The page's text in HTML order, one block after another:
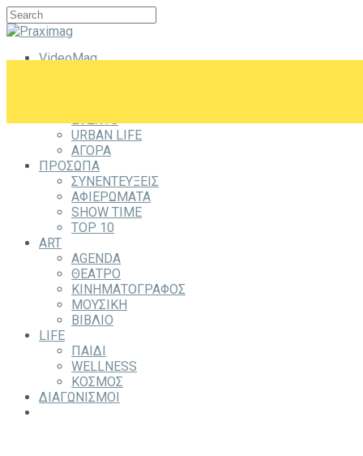
VideoMag
EVENTS
URBAN LIFE
ΑΓΟΡΑ
ΠΡΟΣΩΠΑ
ΣΥΝΕΝΤΕΥΞΕΙΣ
ΑΦΙΕΡΩΜΑΤΑ
SHOW TIME
TOP 10
ART
AGENDA
ΘΕΑΤΡΟ
ΚΙΝΗΜΑΤΟΓΡΑΦΟΣ
ΜΟΥΣΙΚΗ
ΒΙΒΛΙΟ
LIFE
ΠΑΙΔΙ
WELLNESS
ΚΟΣΜΟΣ
ΔΙΑΓΩΝΙΣΜΟΙ